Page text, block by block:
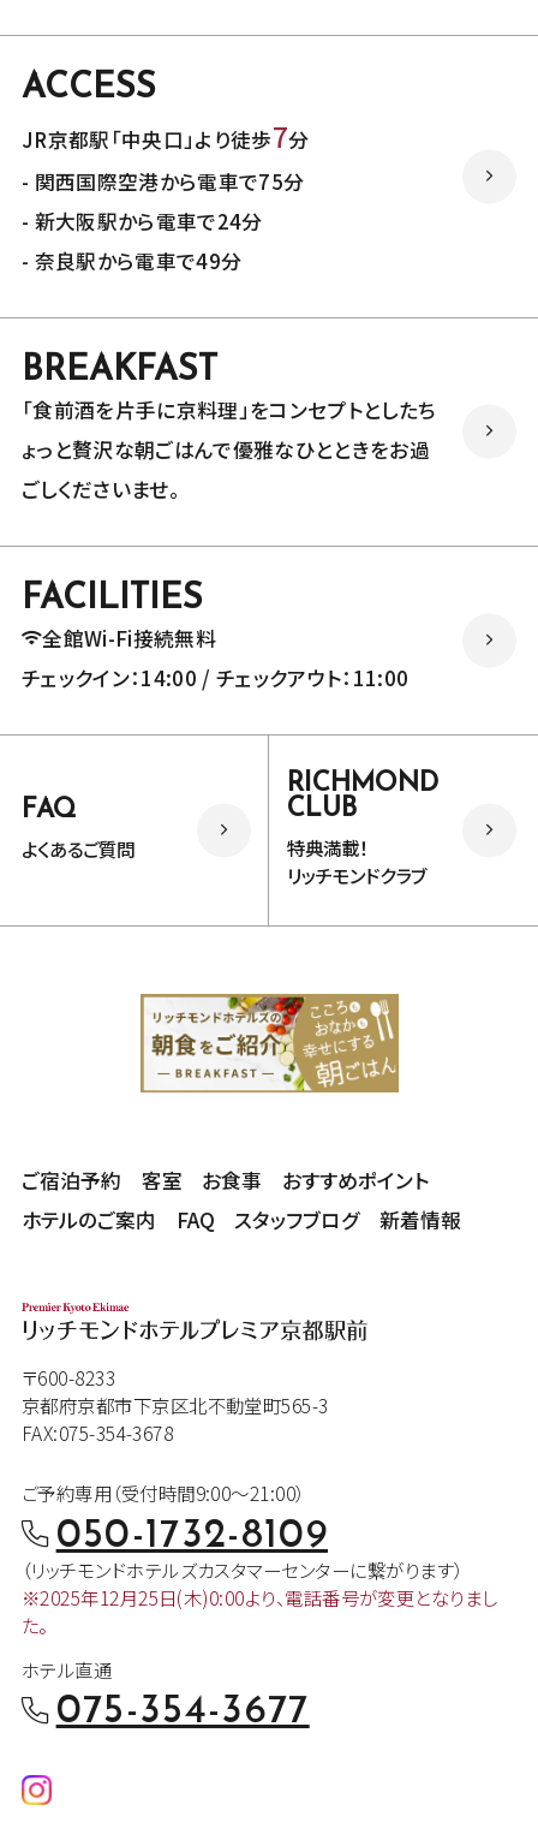
ACCESS
JR京都駅「中央口」より徒歩7分
- 関西国際空港から電車で75分
- 新大阪駅から電車で24分
- 奈良駅から電車で49分
BREAKFAST
「食前酒を片手に京料理」をコンセプトとしたち
ょっと贅沢な朝ごはんで優雅なひとときをお過
ごしくださいませ。
FACILITIES
全館Wi-Fi接続無料
チェックイン：14:00 / チェックアウト：11:00
FAQ
よくあるご質問
RICHMOND
CLUB
特典満載！
リッチモンドクラブ
ご宿泊予約 客室 お食事
おすすめポイント
ホテルのご案内
FAQ スタッフブログ 新着情報
〒600-8233
京都府京都市下京区北不動堂町565-3
FAX:075-354-3678
ご予約専用（受付時間9:00～21:00）
050-1732-8109
（リッチモンドホテルズカスタマーセンターに繋がります）
※2025年12月25日(木)0:00より、電話番号が変更となりまし
た。
ホテル直通
075-354-3677